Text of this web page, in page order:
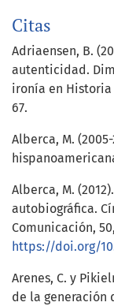
Citas
Adriaensen, B.
autenticidad.
ironía en Historia
67.
Alberca, M.
Alberca, M.
autobiográfica.
Comunicación,
https://doi.org/
Arenes, C. y
de la generación